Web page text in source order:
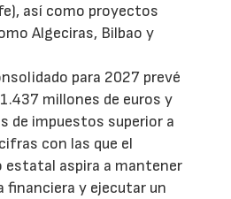
así como proyectos
Algeciras, Bilbao y
para 2027 prevé
millones de euros y
de impuestos superior a
con las que el
aspira a mantener
financiera y ejecutar un